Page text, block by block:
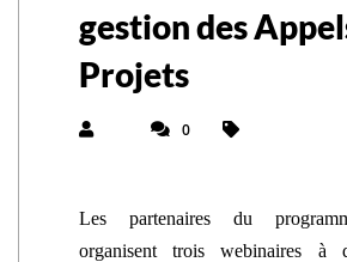
gestion des
Projets
0
Les partenaires du
organisent trois webinaires à